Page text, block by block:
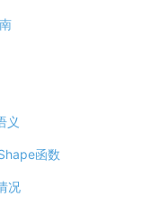
义
函数
况